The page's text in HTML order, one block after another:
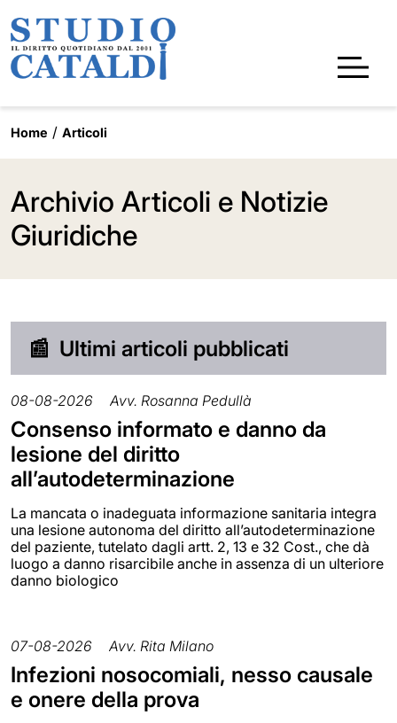
Home Articoli
Archivio Articoli e Notizie
Giuridiche
📰 Ultimi articoli pubblicati
08-08-2026 Avv. Rosanna Pedullà
Consenso informato e danno da
lesione del diritto
all’autodeterminazione
La mancata o inadeguata informazione sanitaria integra
una lesione autonoma del diritto all’autodeterminazione
del paziente, tutelato dagli artt. 2, 13 e 32 Cost., che dà
luogo a danno risarcibile anche in assenza di un ulteriore
danno biologico
07-08-2026 Avv. Rita Milano
Infezioni nosocomiali, nesso causale
e onere della prova